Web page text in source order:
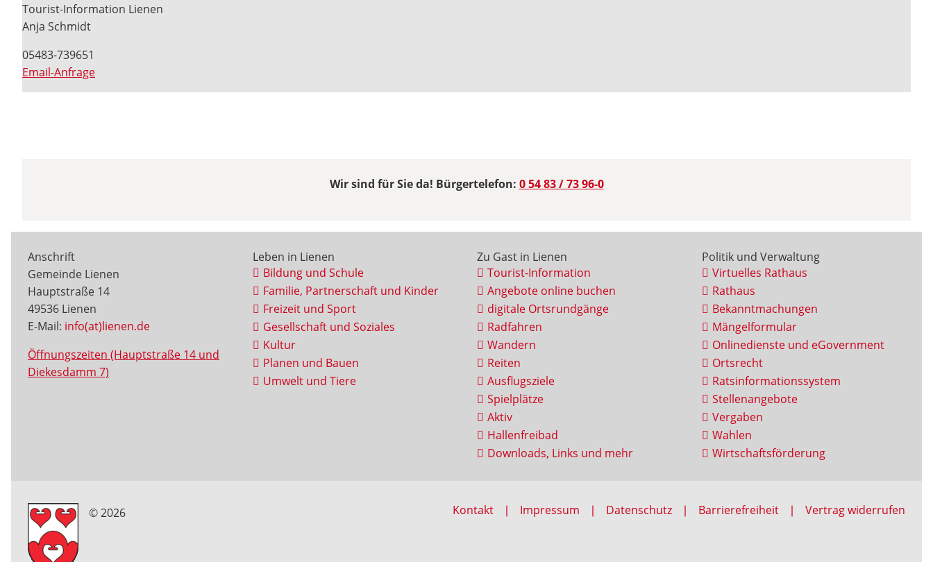
Tourist-Information Lienen
Anja Schmidt
05483-739651
Email-Anfrage
Wir sind für Sie da! Bürgertelefon: 0 54 83 / 73 96-0
Anschrift
Gemeinde Lienen
Hauptstraße 14
49536 Lienen
E-Mail: info(at)lienen.de
Öffnungszeiten (Hauptstraße 14 und
Diekesdamm 7)
Leben in Lienen
Bildung und Schule
Familie, Partnerschaft und Kinder
Freizeit und Sport
Gesellschaft und Soziales
Kultur
Planen und Bauen
Umwelt und Tiere
Zu Gast in Lienen
Tourist-Information
Angebote online buchen
digitale Ortsrundgänge
Radfahren
Wandern
Reiten
Ausflugsziele
Spielplätze
Aktiv
Hallenfreibad
Downloads, Links und mehr
Politik und Verwaltung
Virtuelles Rathaus
Rathaus
Bekanntmachungen
Mängelformular
Onlinedienste und eGovernment
Ortsrecht
Ratsinformationssystem
Stellenangebote
Vergaben
Wahlen
Wirtschaftsförderung
© 2026 Kontakt Impressum Datenschutz Barrierefreiheit Vertrag widerrufen